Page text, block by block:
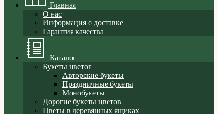
Главная
О нас
Информация о доставке
Гарантия качества
Каталог
Букеты цветов
Авторские букеты
Праздничные букеты
Монобукеты
Дорогие букеты цветов
Цветы в деревянных ящиках